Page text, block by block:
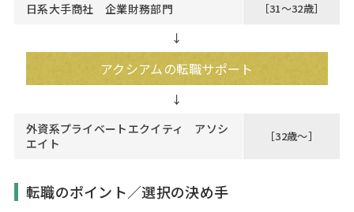
日系大手商社 企業財務部門
［31～32歳］
↓
アクシアムの転職サポート
外資系プライベートエクイティ アソシ
エイト
［32歳～］
転職のポイント／選択の決め手